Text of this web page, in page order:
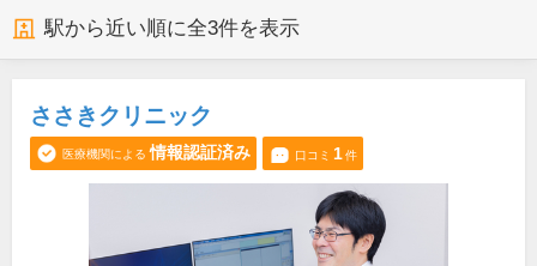
駅から近い順に全3件を表示
ささきクリニック
医療機関による 情報認証済み 口コミ 1件